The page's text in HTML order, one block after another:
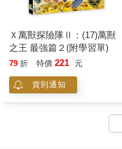
Ｘ萬獸探險隊Ⅱ：(17)萬獸
之王 最強篇２(附學習單)
79 折 特價 221 元
貨到通知